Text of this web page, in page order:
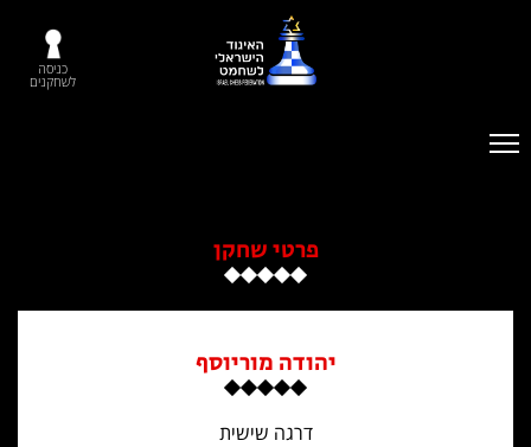
כניסה
לשחקנים
פרטי שחקן
יהודה מוריוסף
דרגה שישית